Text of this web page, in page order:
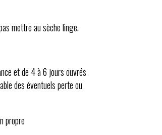
mettre au sèche linge.
et de 4 à 6 jours ouvrés
des éventuels perte ou
propre